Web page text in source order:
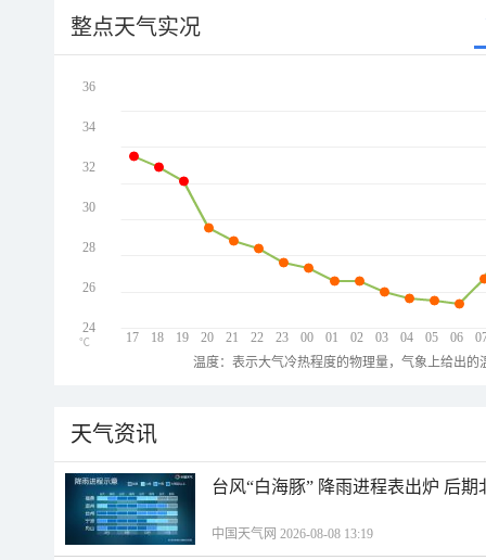
整点天气实况
17 18 19 20 21 22 23 00 01 02 03 04 05 06
36
34
32
30
28
26
24
℃
温度：表示大气冷热程度的物理量，气象上给出
天气资讯
台风“白海豚” 降雨进程表出炉 后
中国天气网 2026-08-08 13:19